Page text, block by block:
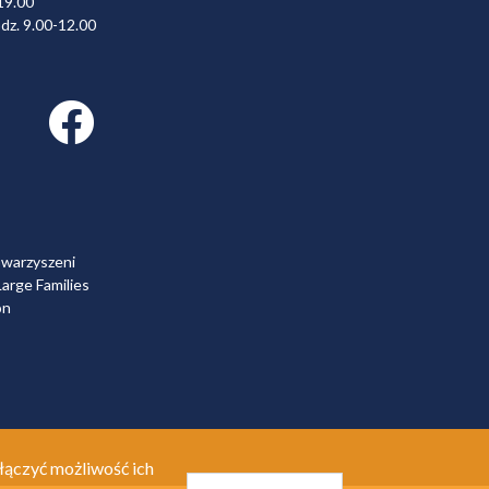
9.00-12.00
Facebook link
Families
możliwość ich